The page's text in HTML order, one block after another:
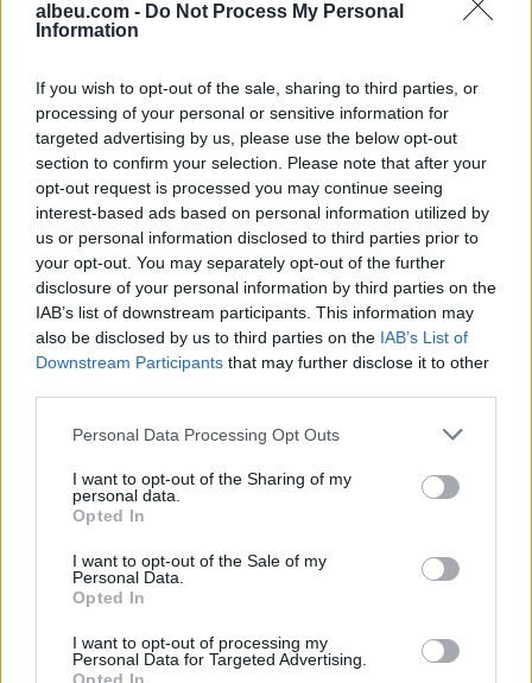
albeu.com - Do Not Process My Personal
Information
If you wish to opt-out of the sale, sharing to third parties, or
processing of your personal or sensitive information for
targeted advertising by us, please use the below opt-out
section to confirm your selection. Please note that after your
opt-out request is processed you may continue seeing
interest-based ads based on personal information utilized by
us or personal information disclosed to third parties prior to
your opt-out. You may separately opt-out of the further
disclosure of your personal information by third parties on the
IAB’s list of downstream participants. This information may
also be disclosed by us to third parties on the IAB’s List of
Downstream Participants that may further disclose it to other
Personal Data Processing Opt Outs
I want to opt-out of the Sharing of my
personal data.
Opted In
I want to opt-out of the Sale of my
Personal Data.
Opted In
I want to opt-out of processing my
Personal Data for Targeted Advertising.
Videoja e rrallë e liderit suprem
mbi shëndetin e Mojtaba
Khameneit
Esim for Global
Esim for USA Esim for Italy
for Turkey|Esim for Germany|Esim for Greece|